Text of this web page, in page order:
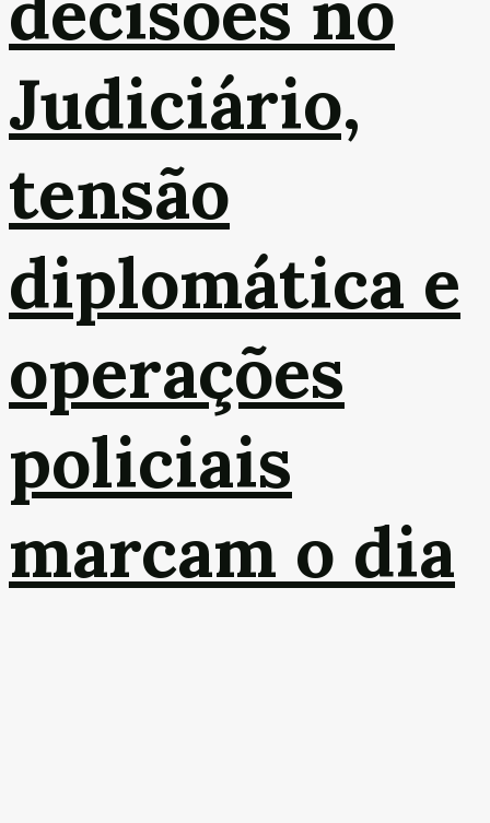
Judiciário,
tensão
diplomática e
operações
policiais
marcam o dia